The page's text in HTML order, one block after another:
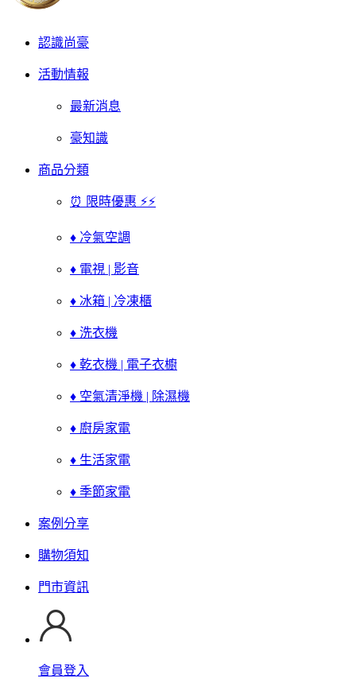
認識尚豪
活動情報
最新消息
豪知識
商品分類
⏰ 限時優惠 ⚡⚡
♦ 冷氣空調
♦ 電視 | 影音
♦ 冰箱 | 冷凍櫃
♦ 洗衣機
♦ 乾衣機 | 電子衣櫥
♦ 空氣清淨機 | 除濕機
♦ 廚房家電
♦ 生活家電
♦ 季節家電
案例分享
購物須知
門市資訊
會員登入